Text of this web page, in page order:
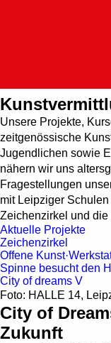
Unsere Projekte,
zeitgenössische
Jugendlichen sowie
nähern wir uns
Fragestellungen
mit Leipziger
Zeichenzirkel und die
Aktuelle Projekte
Zeichenzirkel
Offene
Spinne besucht den
City of dreams V
Foto: HALLE 14,
City of
Zukunft